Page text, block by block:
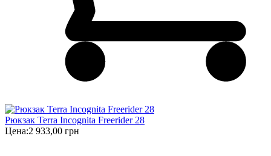
Рюкзак Terra Incognita Freerider 28
Цена:2 933,00 грн